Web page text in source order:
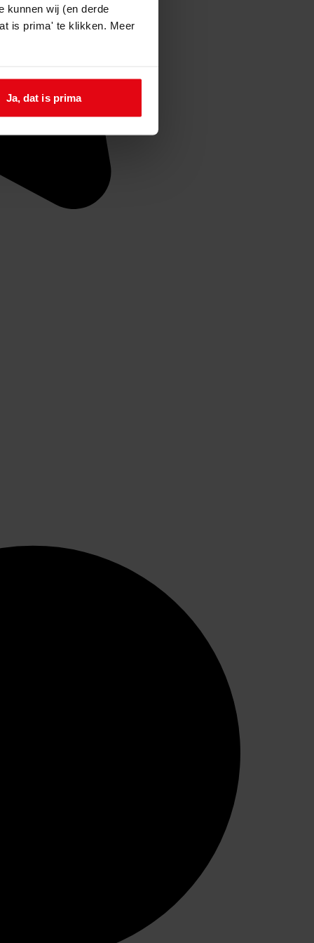
kunnen wij (en derde
is prima' te klikken. Meer
Ja, dat is prima